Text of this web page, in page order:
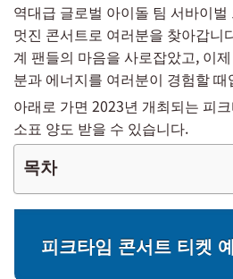
역대급 글로벌 아이돌 팀 서바이벌
멋진 콘서트로 여러분을 찾아갑니
계 팬들의 마음을 사로잡았고, 이
분과 에너지를 여러분이 경험할 때
아래로 가면 2023년 개최되는 피
소표 양도 받을 수 있습니다.
목차
피크타임 콘서트 티켓